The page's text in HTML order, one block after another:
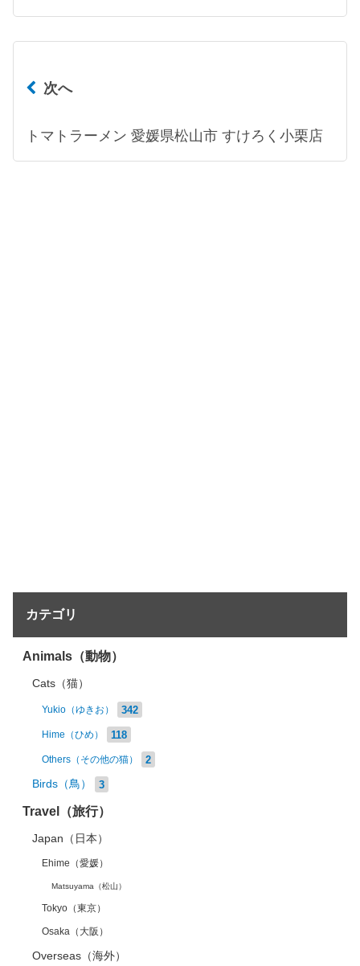
次へ
トマトラーメン 愛媛県松山市 すけろく小栗店
カテゴリ
Animals（動物）
Cats（猫）
Yukio（ゆきお） 342
Hime（ひめ） 118
Others（その他の猫） 2
Birds（鳥） 3
Travel（旅行）
Japan（日本）
Ehime（愛媛）
Matsuyama（松山）
Tokyo（東京）
Osaka（大阪）
Overseas（海外）